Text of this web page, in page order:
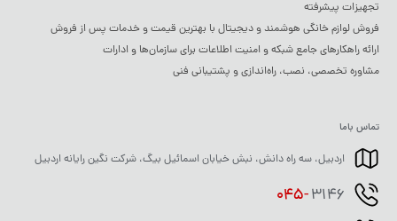
microSDنیز برای افزایش ظرفیت استفاده کنید.
🔹سیستم‌عاملAndroid
و امکانات ارتباطی
گوشی سامسونگ A55 با سیستم‌عامل
Android 12
گوشی از
که آن را برای استفاده روزمره بسیار مناسب می‌سازد.
برای اطلاع از شرایط گارانتی و خدمات پس از فروش کلیک کنید.
تجهیزات پیشرفته
فروش لوازم خانگی هوشمند و دیجیتال با بهترین قیمت و خدمات پس از فروش
ارائه راهکارهای جامع شبکه و امنیت اطلاعات برای سازمان‌ها و ادارات
مشاوره تخصصی، نصب، راه‌اندازی و پشتیبانی فنی
تماس باما
اردبیل، سه راه دانش، نبش خیابان اسمائیل بیگ، شرکت نگین رایانه اردبیل
045-3146